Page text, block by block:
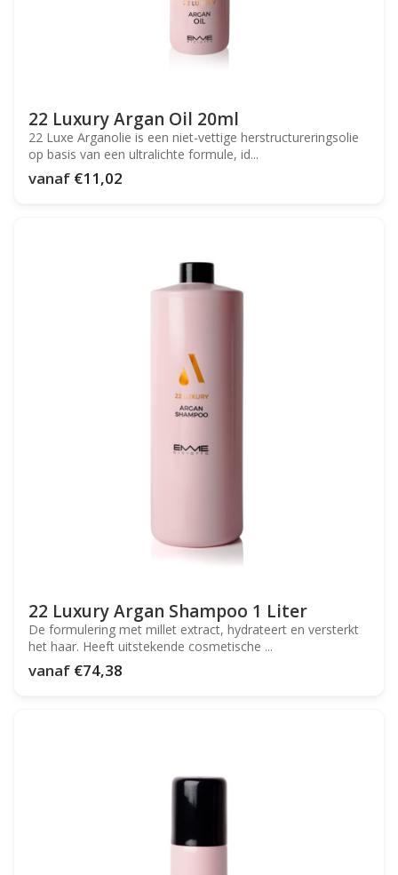
22 Luxury Argan Oil 20ml
22 Luxe Arganolie is een niet-vettige herstructureringsolie
op basis van een ultralichte formule, id...
vanaf €11,02
22 Luxury Argan Shampoo 1 Liter
De formulering met millet extract, hydrateert en versterkt
het haar. Heeft uitstekende cosmetische ...
vanaf €74,38